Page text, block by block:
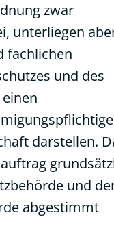
zwar
unterliegen
fachlichen
und des
darstellen.
und
abgestimmt